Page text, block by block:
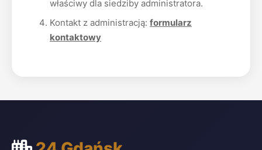
właściwy dla siedziby administratora.
Kontakt z administracją: formularz
kontaktowy